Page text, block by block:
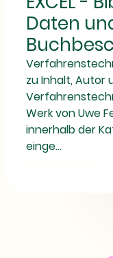
Buchbeschreibung
Daten
zu Inhalt, Autor
Werk von Uwe
innerhalb der
einge...